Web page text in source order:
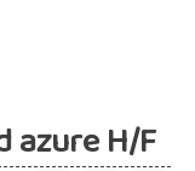
azure H/F